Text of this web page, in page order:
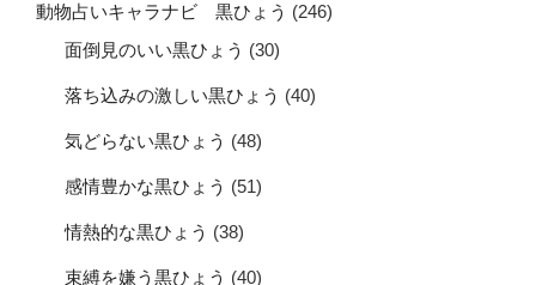
動物占いキャラナビ 黒ひょう (246)
面倒見のいい黒ひょう (30)
落ち込みの激しい黒ひょう (40)
気どらない黒ひょう (48)
感情豊かな黒ひょう (51)
情熱的な黒ひょう (38)
束縛を嫌う黒ひょう (40)